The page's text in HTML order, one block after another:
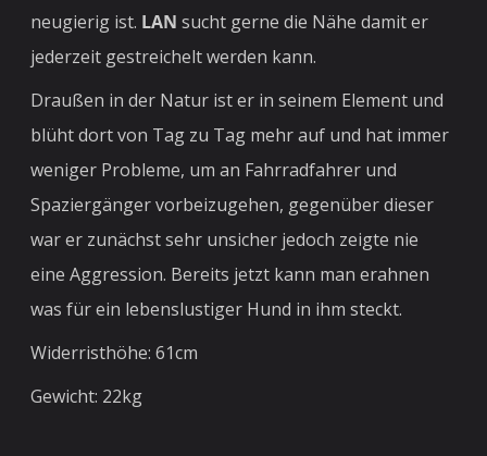
neugierig ist. LAN sucht gerne die Nähe damit er
jederzeit gestreichelt werden kann.
Draußen in der Natur ist er in seinem Element und
blüht dort von Tag zu Tag mehr auf und hat immer
weniger Probleme, um an Fahrradfahrer und
Spaziergänger vorbeizugehen, gegenüber dieser
war er zunächst sehr unsicher jedoch zeigte nie
eine Aggression. Bereits jetzt kann man erahnen
was für ein lebenslustiger Hund in ihm steckt.
Widerristhöhe: 61cm
Gewicht: 22kg